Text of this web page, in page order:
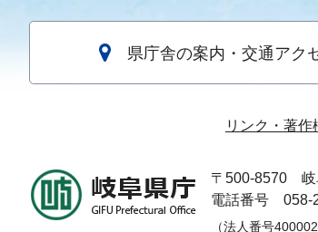
県庁舎の案内・交通アク
リンク・著
〒500-8570
電話番号 058-
（法人番号